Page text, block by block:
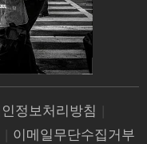
정보처리방침 |
| 이메일무단수집거부